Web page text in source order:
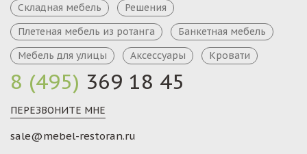
8 (495) 369 18 45
ПЕРЕЗВОНИТЕ МНЕ
sale@mebel-restoran.ru
Складная мебель
Решения
Плетеная мебель из ротанга
Банкетная мебель
Мебель для улицы
Аксессуары Кровати